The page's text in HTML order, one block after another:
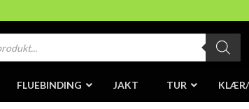
FLUEBINDING JAKT TUR